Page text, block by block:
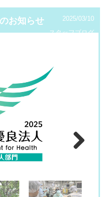
お知らせ
2025/03/10
スタッフブログ